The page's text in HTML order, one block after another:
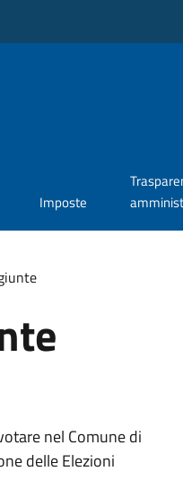
Imposte
nel Comune di
delle Elezioni